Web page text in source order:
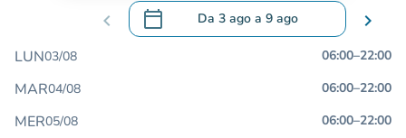
chevron_left calendar_today Da 3 ago a 9 ago
.Aprire il calendario per modificare le
chevron_right
LUN03/08 06:00–22:00
MAR04/08 06:00–22:00
MER05/08 06:00–22:00